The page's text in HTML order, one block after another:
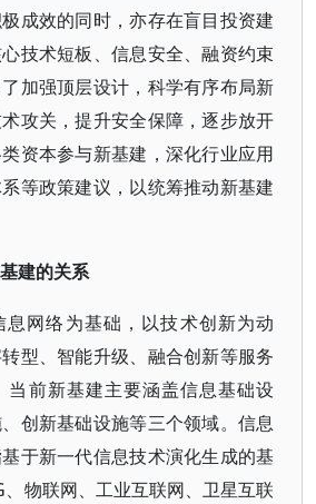
成效的同时，亦存在盲目投资建
技术短板、信息安全、融资约束
加强顶层设计，科学有序布局新
攻关，提升安全保障，逐步放开
资本参与新基建，深化行业应用
等政策建议，以统筹推动新基建
建的关系
息网络为基础，以技术创新为动
型、智能升级、融合创新等服务
当前新基建主要涵盖信息基础设
创新基础设施等三个领域。信息
于新一代信息技术演化生成的基
物联网、工业互联网、卫星互联